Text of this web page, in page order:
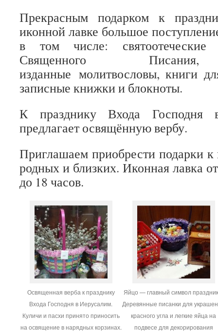
Прекрасным подарком к
иконной лавке большое
в том числе: святоотеческие
Священного Писания,
изданные молитвословы, книги
записные книжки и блокноты.
К празднику Входа Господня
предлагает освящённую вербу.
Приглашаем приобрести подарки к
родных и близких. Иконная лавка
до 18 часов.
Освященная верба к празднику
Входа Господня в Иерусалим.
Куличи и пасхи принято приносить
на освящение в нарядных корзинах.
Яйцо — главный символ
Деревянные писанки для
красного угла и легкие яйца на
подвесе для декорирования